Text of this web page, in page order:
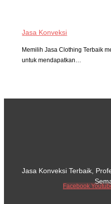
Jasa Konveksi
Memilih Jasa Clothing Terbaik
untuk mendapatkan…
Jasa Konveksi Terbaik,
Facebook